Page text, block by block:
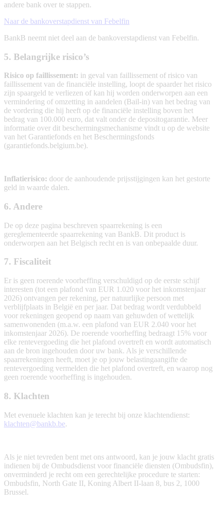
andere bank over te stappen.
Naar de bankoverstapdienst van Febelfin
BankB neemt niet deel aan de bankoverstapdienst van Febelfin.
5. Belangrijke risico’s
Risico op faillissement: in geval van faillissement of risico van
faillissement van de financiële instelling, loopt de spaarder het risico
zijn spaargeld te verliezen of kan hij worden onderworpen aan een
vermindering of omzetting in aandelen (Bail-in) van het bedrag van
de vordering die hij heeft op de financiële instelling boven het
bedrag van 100.000 euro, dat valt onder de depositogarantie. Meer
informatie over dit beschermingsmechanisme vindt u op de website
van het Garantiefonds en het Beschermingsfonds
(garantiefonds.belgium.be).
Inflatierisico: door de aanhoudende prijsstijgingen kan het gestorte
geld in waarde dalen.
6. Andere
De op deze pagina beschreven spaarrekening is een
gereglementeerde spaarrekening van BankB. Dit product is
onderworpen aan het Belgisch recht en is van onbepaalde duur.
7. Fiscaliteit
Er is geen roerende voorheffing verschuldigd op de eerste schijf
interesten (tot een plafond van EUR 1.020 voor het inkomstenjaar
2026) ontvangen per rekening, per natuurlijke persoon met
verblijfplaats in België en per jaar. Dat bedrag wordt verdubbeld
voor rekeningen geopend op naam van gehuwden of wettelijk
samenwonenden (m.a.w. een plafond van EUR 2.040 voor het
inkomstenjaar 2026). De roerende voorheffing bedraagt 15% voor
elke rentevergoeding die het plafond overtreft en wordt automatisch
aan de bron ingehouden door uw bank. Als je verschillende
spaarrekeningen heeft, moet je op jouw belastingaangifte de
rentevergoeding vermelden die het plafond overtreft, en waarop nog
geen roerende voorheffing is ingehouden.
8. Klachten
Met evenuele klachten kan je terecht bij onze klachtendienst:
klachten@bankb.be.
Als je niet tevreden bent met ons antwoord, kan je jouw klacht gratis
indienen bij de Ombudsdienst voor financiële diensten (Ombudsfin),
onverminderd je recht om een gerechtelijke procedure te starten:
Ombudsfin, North Gate II, Koning Albert II-laan 8, bus 2, 1000
Brussel.